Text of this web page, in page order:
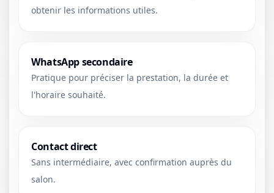
obtenir les informations utiles.
WhatsApp secondaire
Pratique pour préciser la prestation, la durée et
l'horaire souhaité.
Contact direct
Sans intermédiaire, avec confirmation auprès du
salon.